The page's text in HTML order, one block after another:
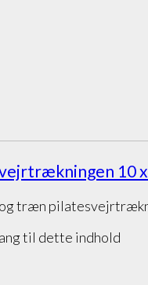
10
træn
til dette indhold